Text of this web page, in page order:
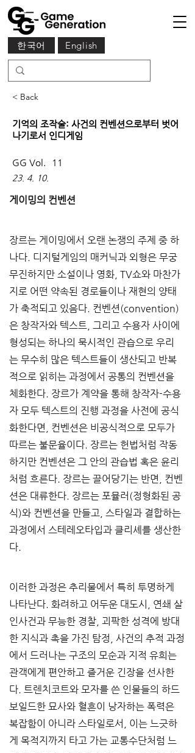
English
한국어
< Back
기억의 조작술: 사건의 컨벤션으로부터 벗어
나기로서 인디게임
GG Vol. 11
23. 4. 10.
게이밍의 컨벤션
장르는 게이밍에서 오랜 논쟁의 주제 중 하
나다. 디지털게임의 매커닉과 외형은 무궁
무진하지만 소설이나 영화, TV쇼와 마찬가
지로 어떤 약속된 경로들이나 재현의 양태
가 축적되고 있음다. 컨벤션(convention)
은 창작자와 텍스트, 그리고 수용자 사이에
형성되는 하나의 묵시적인 관습으로 우리
는 무수히 많은 텍스트들이 생산되고 반복
적으로 읽히는 과정에서 공통의 컨벤션을
체화한다. 장르가 계약을 통해 창작자-수용
자 모두 텍스트의 진행 과정을 사전에 공식
화한다면, 컨벤션은 비공식적으로 모두가
따르는 불문율이다. 장르는 헌법처럼 작동
하지만 컨벤션은 그 안의 관습법 혹은 윤리
처럼 흐른다. 장르는 끌어당기는 반면, 컨벤
션은 대류한다. 장르는 포뮬러(정형화된 공
식)와 컨벤션을 만들고, 스타일과 결합하는
과정에서 스테레오타입과 클리셰를 생산한
다.
이러한 과정은 추리물에서 특히 투명하게
나타난다. 화려하고 어두운 대도시, 연쇄 살
인사건과 무능한 경찰, 괴팍한 성격에 방대
한 지식과 촉을 가진 탐정, 사건의 추적 과정
에서 드러나는 구조의 모순과 지적 유희는
관객에게 편안하고 즐거운 긴장을 선사한
다. 트렌치코트와 모자를 쓴 인물들의 하드
보일드한 묘사와 혈흔이 낭자하는 폭력은
복잡함이 아니라 스타일로서, 이는 느긋하
게 목적지까지 타고 가는 교통수단처럼 느